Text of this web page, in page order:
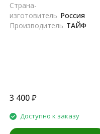
Страна-
изготовитель Россия
Производитель ТАЙФ
3 400₽
Доступно к заказу